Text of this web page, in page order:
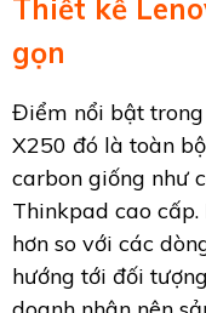
Thiết kế
gọn
Điểm nổi bật
X250 đó là toàn
carbon giống như
Thinkpad cao
hơn so với các
hướng tới đối